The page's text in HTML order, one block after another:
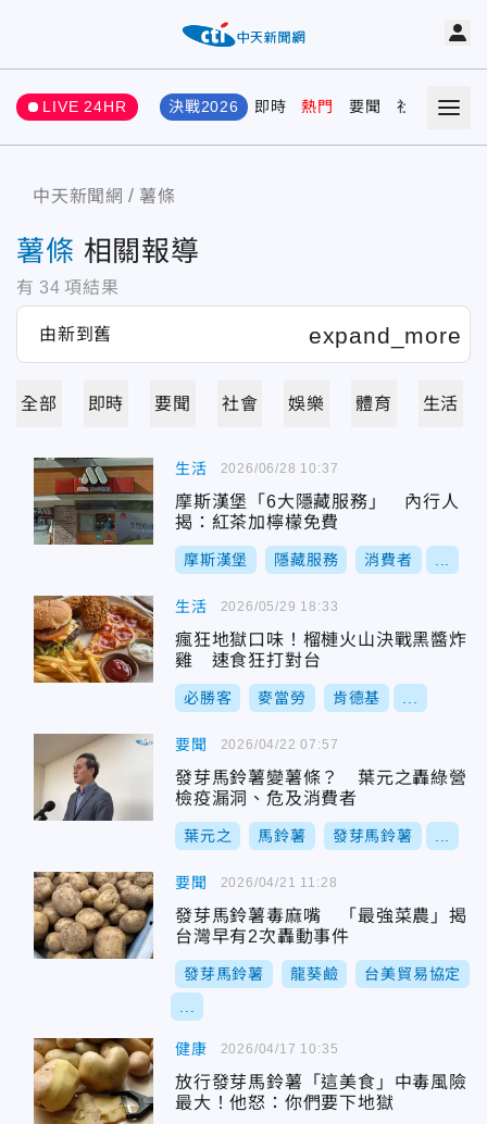
LIVE 24HR 決戰2026 即時 熱門 要聞 社會 娛樂
中天新聞網 薯條
薯條 相關報導
有 34 項結果
全部 即時 要聞 社會 娛樂 體育 生活
生活
摩斯漢堡「6大隱藏服務」 內行人
揭：紅茶加檸檬免費
摩斯漢堡 隱藏服務 消費者
2026/06/28 10:37
生活
瘋狂地獄口味！榴槤火山決戰黑醬炸
雞 速食狂打對台
必勝客 麥當勞 肯德基
2026/05/29 18:33
要聞
發芽馬鈴薯變薯條？ 葉元之轟綠營
檢疫漏洞、危及消費者
葉元之 馬鈴薯 發芽馬鈴薯
2026/04/22 07:57
要聞
發芽馬鈴薯毒麻嘴 「最強菜農」揭
台灣早有2次轟動事件
發芽馬鈴薯 龍葵鹼 台美貿易協定
2026/04/21 11:28
健康
放行發芽馬鈴薯「這美食」中毒風險
最大！他怒：你們要下地獄
2026/04/17 10:35